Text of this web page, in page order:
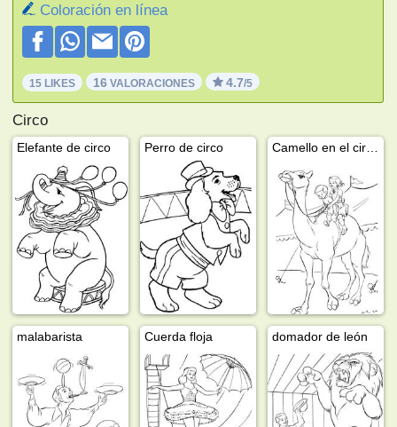
Coloración en línea
15 LIKES 16 VALORACIONES 4.7/5
Circo
Elefante de circo Perro de circo
malabarista Cuerda floja domador de león